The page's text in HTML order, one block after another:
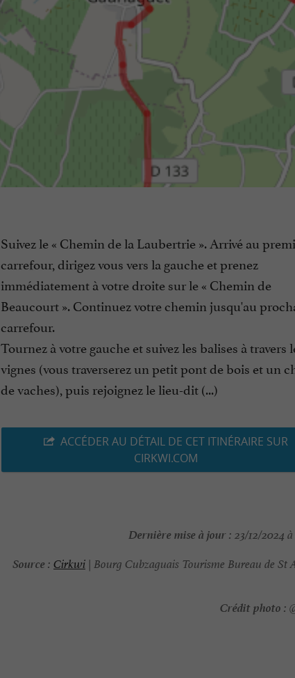
Suivez le « Chemin de la Laubertrie ». Arrivé au
carrefour, dirigez vous vers la gauche et prenez
immédiatement à votre droite sur le « Chemin de
Beaucourt ». Continuez votre chemin jusqu'au
carrefour.
Tournez à votre gauche et suivez les balises à travers
vignes (vous traverserez un petit pont de bois et un
de vaches), puis rejoignez le lieu-dit (...)
ACCÉDER AU DÉTAIL DE CET ITINÉRAIRE SUR
CIRKWI.COM
Dernière mise à jour : 23/12/2024 à
Source : Cirkwi| Bourg Cubzaguais Tourisme Bureau de St
Crédit photo :